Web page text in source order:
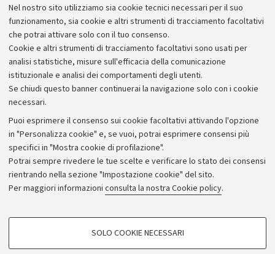
Nel nostro sito utilizziamo sia cookie tecnici necessari per il suo
funzionamento, sia cookie e altri strumenti di tracciamento facoltativi
che potrai attivare solo con il tuo consenso.
Cookie e altri strumenti di tracciamento facoltativi sono usati per
analisi statistiche, misure sull'efficacia della comunicazione
istituzionale e analisi dei comportamenti degli utenti.
Se chiudi questo banner continuerai la navigazione solo con i cookie
necessari.
Puoi esprimere il consenso sui cookie facoltativi attivando l'opzione
in "Personalizza cookie" e, se vuoi, potrai esprimere consensi più
specifici in "Mostra cookie di profilazione".
Potrai sempre rivedere le tue scelte e verificare lo stato dei consensi
rientrando nella sezione "Impostazione cookie" del sito.
Per maggiori informazioni consulta la nostra Cookie policy.
COOKIE DI PROFILAZIONE - FACOLTATIVI
SOLO COOKIE NECESSARI
Gallery
Acquista il biglietto
Trova il Museo sulla
mappa
TIROCINI
CURRICULARI
Supporta il Museo
Il catalogo del Museo